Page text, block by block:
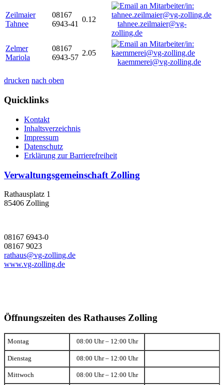
Zeilmaier
Tahnee
08167
6943-41
0.12
tahnee.zeilmaier@vg-
zolling.de
Zelmer
Mariola
08167
6943-57
2.05
kaemmerei@vg-zolling.de
drucken nach oben
Quicklinks
Kontakt
Inhaltsverzeichnis
Impressum
Datenschutz
Erklärung zur Barrierefreiheit
Verwaltungsgemeinschaft Zolling
Rathausplatz 1
85406 Zolling
08167 6943-0
08167 9023
rathaus@vg-zolling.de
www.vg-zolling.de
Öffnungszeiten des Rathauses Zolling
Montag 08:00 Uhr – 12:00 Uhr
Dienstag 08:00 Uhr – 12:00 Uhr
Mittwoch 08:00 Uhr – 12:00 Uhr